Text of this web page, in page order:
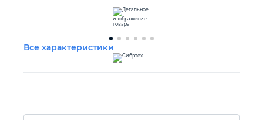
Столярный инструмент
Все характеристики